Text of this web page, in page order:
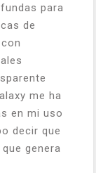
para
de
me ha
en mi uso
decir que
genera